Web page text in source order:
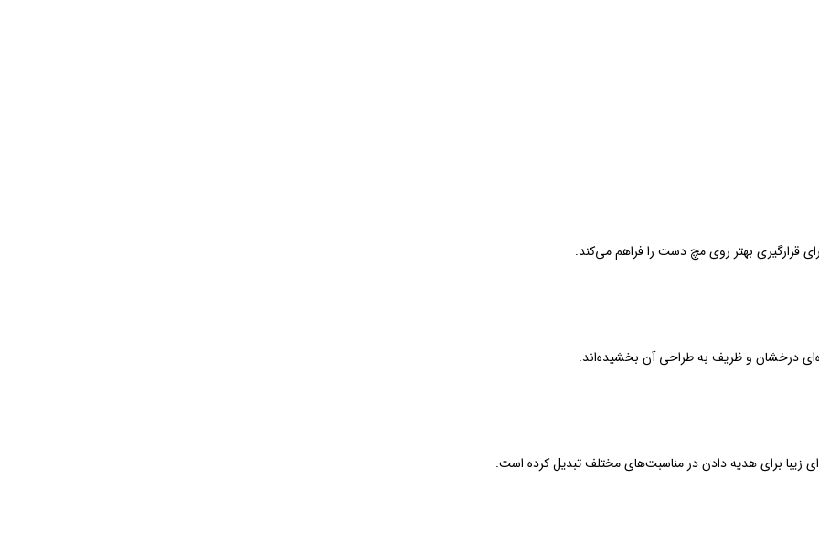
قرارگیری بهتر روی مچ دست را فراهم می‌کند.
درخشان و ظریف به طراحی آن بخشیده‌اند.
زیبا برای هدیه دادن در مناسبت‌های مختلف تبدیل کرده است.